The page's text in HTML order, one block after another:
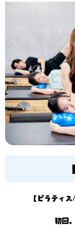
【ピラティ
初回